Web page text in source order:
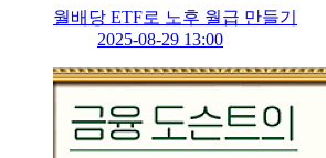
월배당 ETF로 노후 월급 만들기
2025-08-29 13:00